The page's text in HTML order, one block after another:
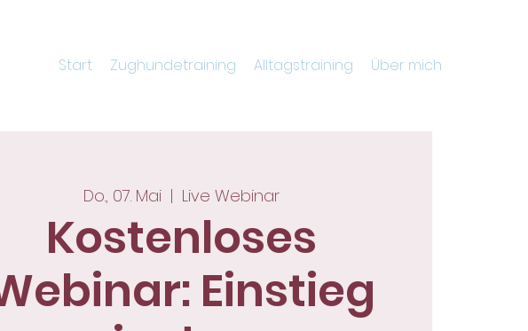
Start Zughundetraining Alltagstraining Über mich
Do., 07. Mai
  |
Live Webinar
Kostenloses
Einstieg